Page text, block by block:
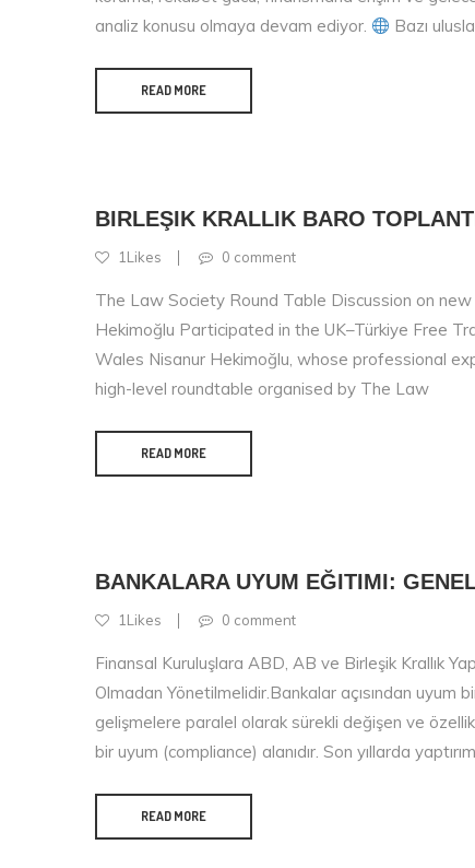
analiz konusu olmaya devam ediyor.
Bazı
READ MORE
BIRLEŞIK KRALLIK BARO
1Likes 0 comment
The Law Society Round Table Discussion on
Hekimoğlu Participated in the UK–Türkiye Free
Wales Nisanur Hekimoğlu, whose professional
high-level roundtable organised by The Law
READ MORE
BANKALARA UYUM EĞITIMI:
1Likes 0 comment
Finansal Kuruluşlara ABD, AB ve Birleşik Krallık
Olmadan Yönetilmelidir.Bankalar açısından uyum
gelişmelere paralel olarak sürekli değişen ve
bir uyum (compliance) alanıdır. Son yıllarda yaptırım
READ MORE